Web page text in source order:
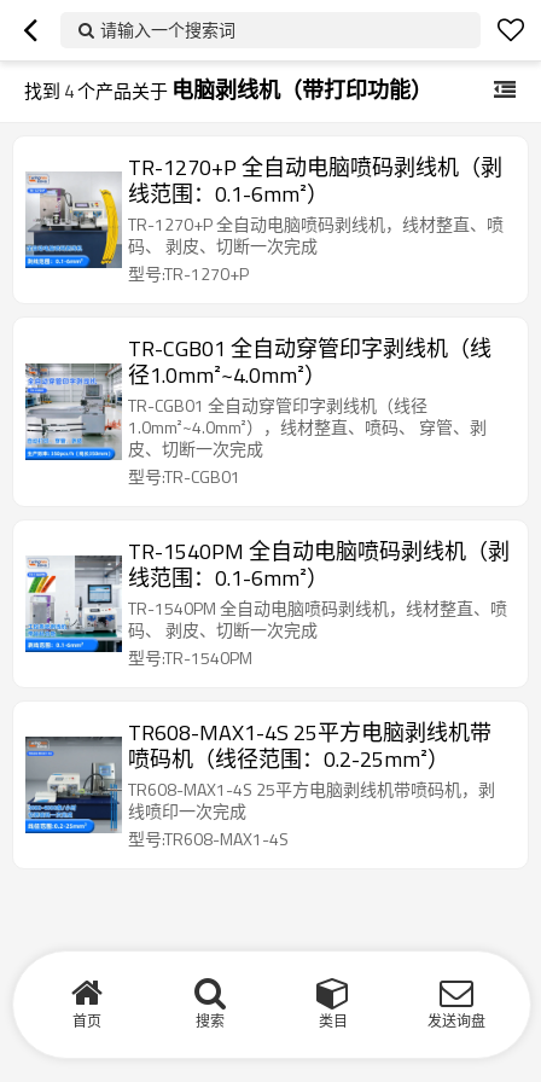
请输入一个搜索词
找到 4个产品关于 电脑剥线机（带打印功能）
TR-1270+P 全自动电脑喷码剥线机（剥
线范围：0.1-6mm²）
TR-1270+P 全自动电脑喷码剥线机，线材整直、喷
码、 剥皮、切断一次完成
型号:TR-1270+P
TR-CGB01 全自动穿管印字剥线机（线
径1.0mm²~4.0mm²）
TR-CGB01 全自动穿管印字剥线机（线径
1.0mm²~4.0mm²），线材整直、喷码、 穿管、剥
皮、切断一次完成
型号:TR-CGB01
TR-1540PM 全自动电脑喷码剥线机（剥
线范围：0.1-6mm²）
TR-1540PM 全自动电脑喷码剥线机，线材整直、喷
码、 剥皮、切断一次完成
型号:TR-1540PM
TR608-MAX1-4S 25平方电脑剥线机带
喷码机（线径范围：0.2-25mm²）
TR608-MAX1-4S 25平方电脑剥线机带喷码机，剥
线喷印一次完成
型号:TR608-MAX1-4S
首页 搜索 类目 发送询盘